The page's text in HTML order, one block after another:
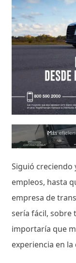
Siguió
empleos, hasta
empresa de
sería fácil, sobre
importaría que
experiencia en